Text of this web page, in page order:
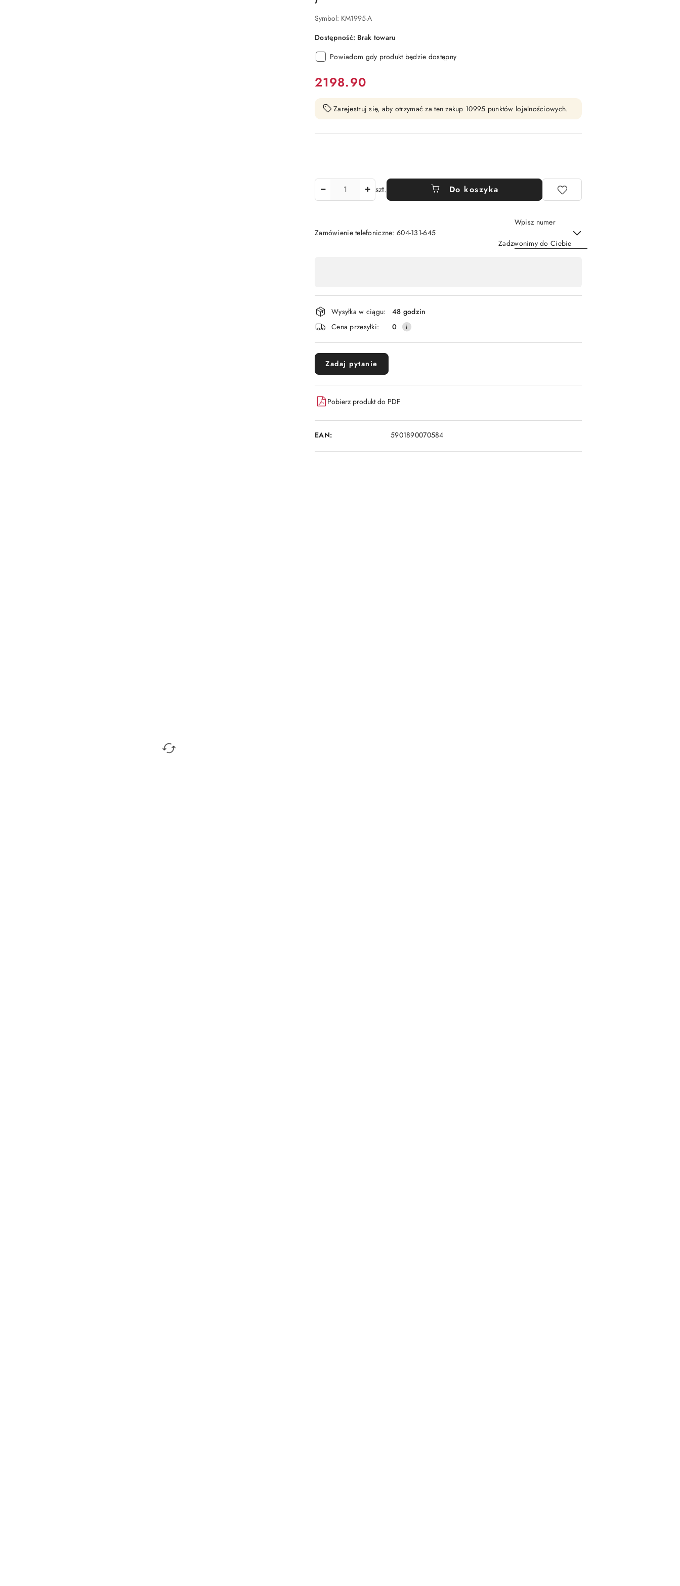
Symbol: KM1995-A
Dostępność: Brak towaru
Powiadom gdy produkt będzie dostępny
cena:
2198.90
Zarejestruj się, aby otrzymać za ten zakup 10995 punktów lojalnościowych.
szt. Do koszyka
Zamówienie telefoniczne: 604-131-645
Wpisz numer
Zadzwonimy do Ciebie
płatność
i
dostawa
Wysyłka w ciągu:
48 godzin
Cena przesyłki:
0
Zadaj pytanie
Pobierz produkt do PDF
EAN: 5901890070584